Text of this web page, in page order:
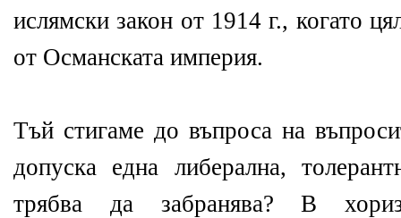
ислямски закон от 1914 г., когато
от Османската империя.
Тъй стигаме до въпроса на
допуска една либерална,
трябва да забранява? В